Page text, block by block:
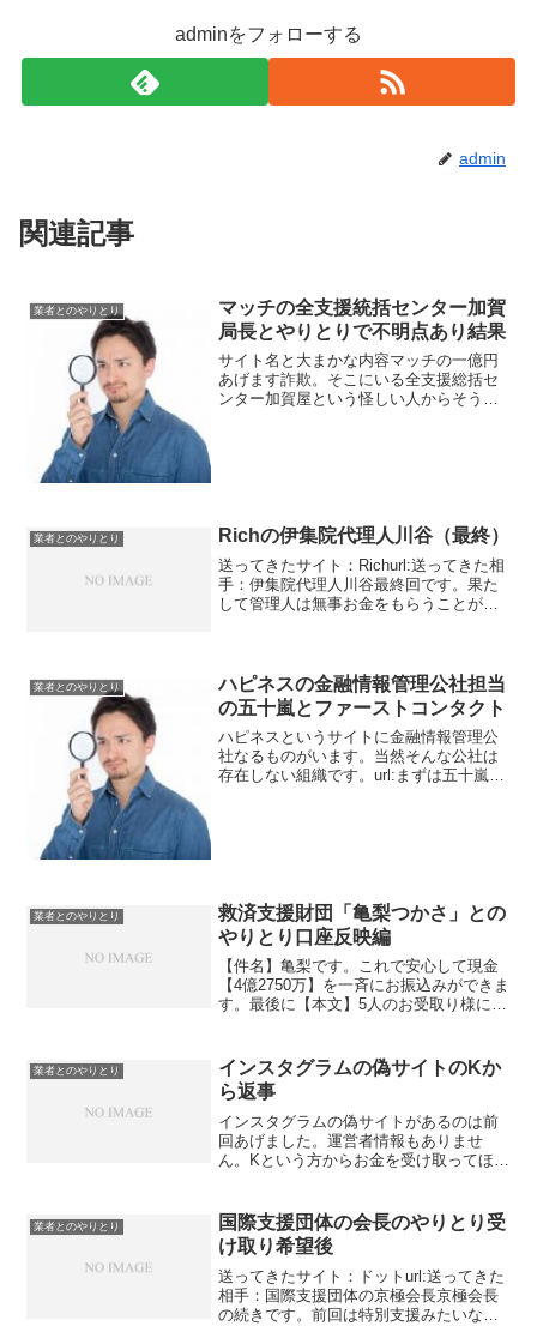
adminをフォローする
admin
関連記事
業者とのやりとり
マッチの全支援統括センター加賀
局長とやりとりで不明点あり結果
サイト名と大まかな内容マッチの一億円
あげます詐欺。そこにいる全支援総括セ
ンター加賀屋という怪しい人からそうい
業者とのやりとり Richの伊集院代理人川谷（最終）
送ってきたサイト：Richurl:送ってきた相
手：伊集院代理人川谷最終回です。果た
して管理人は無事お金をもらうことがで
っていただいた...
業者とのやりとり
ハピネスの金融情報管理公社担当
の五十嵐とファーストコンタクト
ハピネスというサイトに金融情報管理公
社なるものがいます。当然そんな公社は
存在しない組織です。url:まずは五十嵐の
業者とのやりとり
救済支援財団「亀梨つかさ」との
やりとり口座反映編
【件名】亀梨です。これで安心して現金
【4億2750万】を一斉にお振込みができま
す。最後に【本文】5人のお受取り様には
ンをお願いしておりますので、残る貴方
からの【口座反映...
業者とのやりとり
インスタグラムの偽サイトのKか
ら返事
インスタグラムの偽サイトがあるのは前
回あげました。運営者情報もありませ
ん。Kという方からお金を受け取ってほし
絡頂けたという事は、少しでもそこにご
縁が生まれたのだと、私は...
業者とのやりとり
国際支援団体の会長のやりとり受
け取り希望後
送ってきたサイト：ドットurl:送ってきた
相手：国際支援団体の京極会長京極会長
の続きです。前回は特別支援みたいな形